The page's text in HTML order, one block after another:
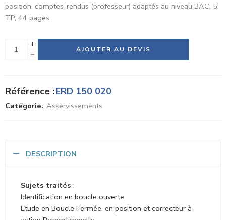
position, comptes-rendus (professeur) adaptés au niveau BAC, 5
TP, 44 pages
AJOUTER AU DEVIS
Alternative:
Référence :ERD 150 020
Catégorie: Asservissements
DESCRIPTION
Sujets traités :
Identification en boucle ouverte,
Etude en Boucle Fermée, en position et correcteur à